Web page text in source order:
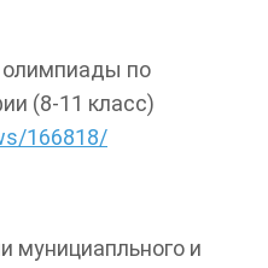
по
(8-11 класс)
166818/
мунициапльного и